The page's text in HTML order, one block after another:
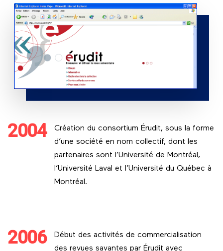
2004
Création du consortium Érudit, sous la forme
d’une société en nom collectif, dont les
partenaires sont l’Université de Montréal,
l’Université Laval et l’Université du Québec à
Montréal.
2006
Début des activités de commercialisation
des revues savantes par Érudit avec